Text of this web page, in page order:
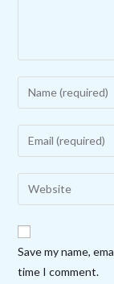
Enter
your
name
to
comment
Enter
your
email
address
comment
Enter
your
website
URL
Save my name,
time I comment.